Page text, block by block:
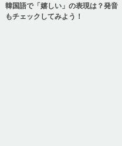
韓国語で「嬉しい」の表現は？発音
もチェックしてみよう！